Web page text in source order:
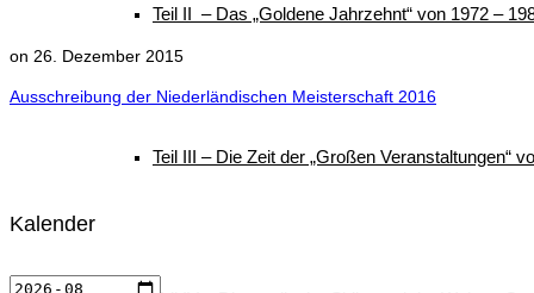
Teil II – Das „Goldene Jahrzehnt“ von 1972 –
Teil III – Die Zeit der „Großen Veranstaltungen“
on 26. Dezember 2015
Ausschreibung der Niederländischen Meisterschaft 2016
Kalender